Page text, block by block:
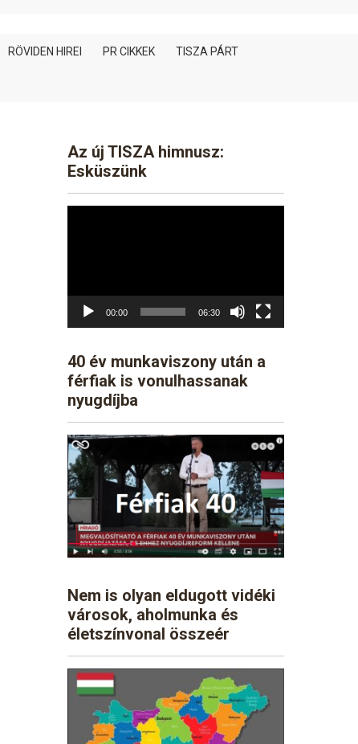
RÖVIDEN HIREI PR CIKKEK TISZA PÁRT
Az új TISZA himnusz:
Esküszünk
00:00 06:30
40 év munkaviszony után a
férfiak is vonulhassanak
nyugdíjba
Nem is olyan eldugott vidéki
városok, aholmunka és
életszínvonal összeér